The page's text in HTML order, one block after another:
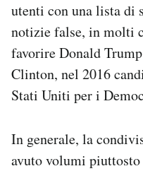
utenti con una lista di
notizie false, in molti
favorire Donald
Clinton, nel 2016
Stati Uniti per i
In generale, la
avuto volumi piuttosto